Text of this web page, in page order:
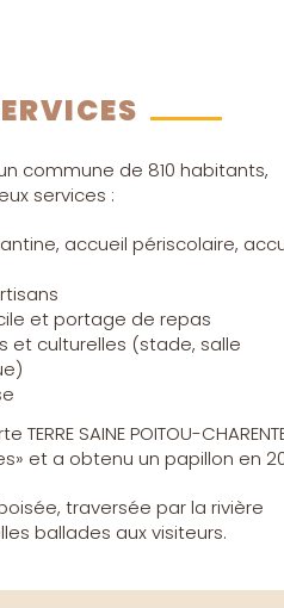
commune de 810 habitants,
services :
accueil périscolaire,
et portage de repas
et culturelles (stade, salle
SAINE POITOU-
et a obtenu un papillon en
traversée par la rivière
ballades aux visiteurs.